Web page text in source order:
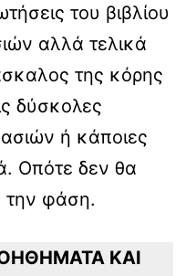
του βιβλίου
αλλά τελικά
της κόρης
δύσκολες
ή κάποιες
Οπότε δεν θα
την φάση.
ΚΑΙ